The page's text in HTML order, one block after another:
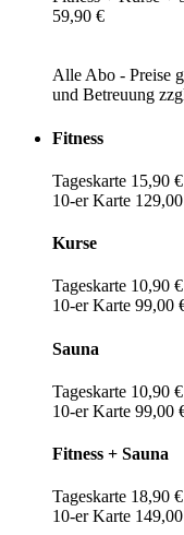
59,90 €
Alle Abo - Preise
und Betreuung
Fitness
Tageskarte 15,90 €
10-er Karte
Kurse
Tageskarte 10,90 €
10-er Karte 99,00
Sauna
Tageskarte 10,90 €
10-er Karte 99,00
Fitness + Sauna
Tageskarte 18,90 €
10-er Karte